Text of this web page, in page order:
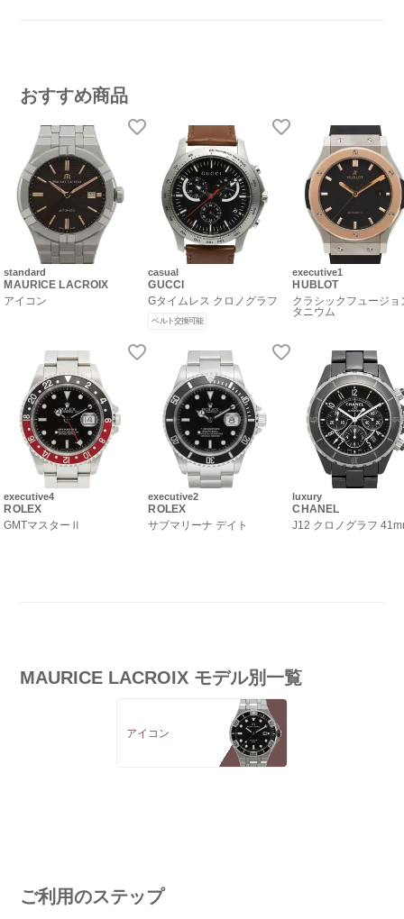
おすすめ商品
standard
MAURICE LACROIX
アイコン
executive4
ROLEX
GMTマスターⅡ
casual
GUCCI
Gタイムレス クロノグラフ
ベルト交換可能
executive2
ROLEX
サブマリーナ デイト
executive1
HUBLOT
クラシックフュージョ
タニウム
luxury
CHANEL
J12 クロノグラフ
MAURICE LACROIX モデル別一覧
アイコン
ご利用のステップ